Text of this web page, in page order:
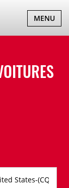
BASCULER
LA
MENU